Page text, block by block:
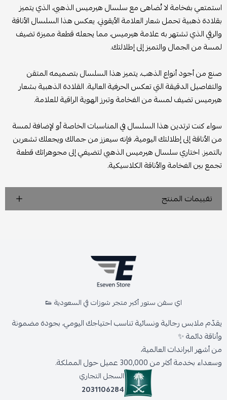
استمتعي بفخامة لا تُضاهى مع سلسال هيرميس الذهبي، الذي يتميز
بقلادة ذهبية تحمل شعار العلامة الأيقوني. يعكس هذا السلسال الأناقة
والرقي الذي تشتهر به علامة هيرميس، مما يجعله قطعة مميزة تضيف
لمسة من الجمال والتميز إلى إطلالتك.
صنع من أجود أنواع الذهب، يتميز هذا السلسال بتصميمه المتقن
والتفاصيل الدقيقة التي تعكس الحرفية العالية. القلادة الذهبية بشعار
هيرميس تضيف لمسة من الفخامة وتبرز الهوية الراقية للعلامة.
سواء كنت ترتدين هذا السلسال في المناسبات الخاصة أو لإضافة لمسة
من الأناقة إلى إطلالتك اليومية، فإنه سيعزز من جمالك ويجعلك تشعرين
بالتميز. اختاري سلسال هيرميس الذهبي لتضيفي إلى مجوهراتك قطعة
تجمع بين الفخامة والأناقة الكلاسيكية.
تقييمات المنتج
اي سفن ستور أكبر متجر شوزات في السعودية 👟
يقدّم ملابس رجالية ونسائية تناسب احتياجك اليومي، بجودة مضمونة
وأناقة دائمة ✨
من أشهر البراندات العالمية،
وسعداء بخدمة أكثر من 300,000 عميل حول المملكة.
السجل التجاري
2031106284